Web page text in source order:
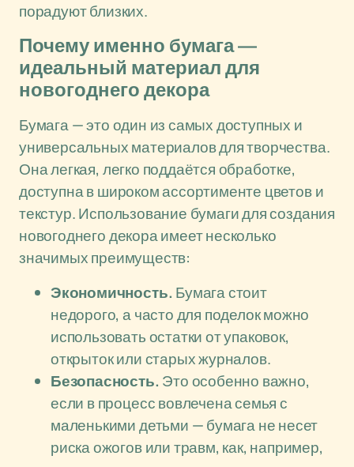
порадуют близких.
Почему именно бумага —
идеальный материал для
новогоднего декора
Бумага — это один из самых доступных и
универсальных материалов для творчества.
Она легкая, легко поддаётся обработке,
доступна в широком ассортименте цветов и
текстур. Использование бумаги для создания
новогоднего декора имеет несколько
значимых преимуществ:
Экономичность. Бумага стоит
недорого, а часто для поделок можно
использовать остатки от упаковок,
открыток или старых журналов.
Безопасность. Это особенно важно,
если в процесс вовлечена семья с
маленькими детьми — бумага не несет
риска ожогов или травм, как, например,